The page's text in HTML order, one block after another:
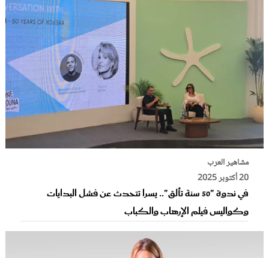
مشاهير العرب
20 أكتوبر 2025
في ندوة "50 سنة تألق".. يسرا تتحدث عن فشل البدايات
وكواليس فيلم الإرهاب والكباب